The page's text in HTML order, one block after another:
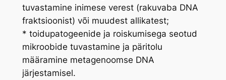
tuvastamine inimese verest (rakuvaba DNA
fraktsioonist) või muudest allikatest;
* toidupatogeenide ja roiskumisega seotud
mikroobide tuvastamine ja päritolu
määramine metagenoomse DNA
järjestamisel.